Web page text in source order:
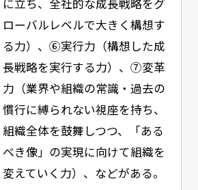
に立ち、全社的な成長戦略をグ
ローバルレベルで大きく構想す
る力）、⑥実行力（構想した成
長戦略を実行する力）、⑦変革
力（業界や組織の常識・過去の
慣行に縛られない視座を持ち、
組織全体を鼓舞しつつ、「ある
べき像」の実現に向けて組織を
変えていく力）、などがある。